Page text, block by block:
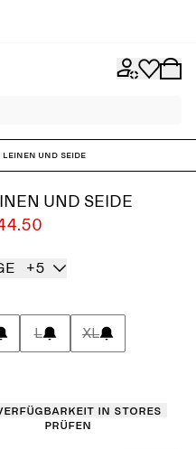
und Seide
UND SEIDE
+5
L XL
in Stores
prüfen